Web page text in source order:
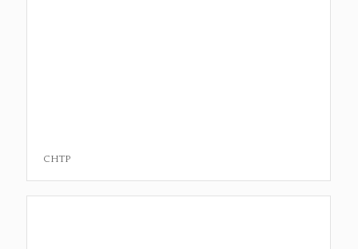
CHTP